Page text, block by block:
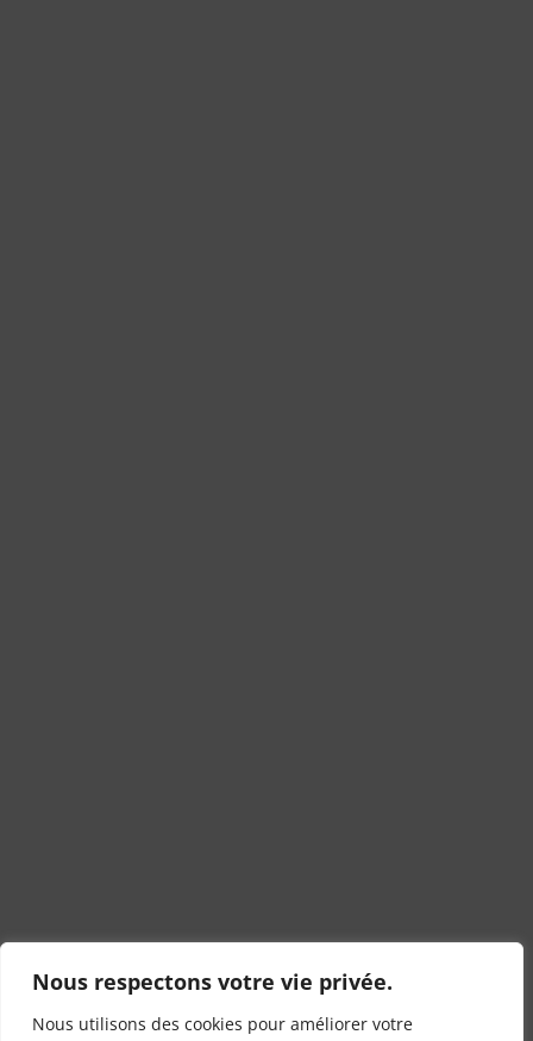
Nous respectons votre vie privée.
Nous utilisons des cookies pour améliorer votre